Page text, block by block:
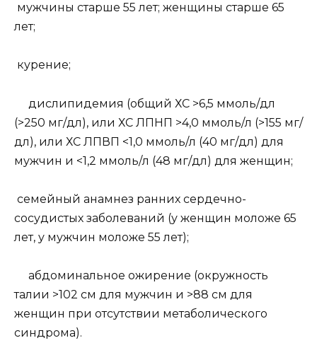
мужчины старше 55 лет; женщины старше 65
лет;
курение;
дислипидемия (общий ХС >6,5 ммоль/дл
(>250 мг/дл), или ХС ЛПНП >4,0 ммоль/л (>155 мг/
дл), или ХС ЛПВП <1,0 ммоль/л (40 мг/дл) для
мужчин и <1,2 ммоль/л (48 мг/дл) для женщин;
семейный анамнез ранних сердечно-
сосудистых заболеваний (у женщин моложе 65
лет, у мужчин моложе 55 лет);
абдоминальное ожирение (окружность
талии >102 см для мужчин и >88 см для
женщин при отсутствии метаболического
синдрома).